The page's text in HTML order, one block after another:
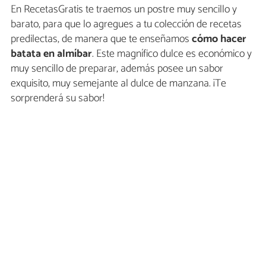
En RecetasGratis te traemos un postre muy sencillo y
barato, para que lo agregues a tu colección de recetas
predilectas, de manera que te enseñamoscómo hacer
batata en almíbar. Este magnífico dulce es económico y
muy sencillo de preparar, además posee un sabor
exquisito, muy semejante al dulce de manzana. ¡Te
sorprenderá su sabor!